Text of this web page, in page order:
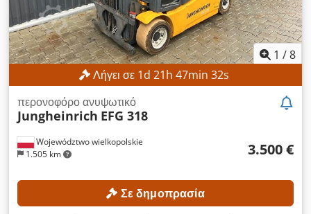
Ahozmwafj Ioa ΕΞΟΠΛΙΣΜΌΣ Βραχίονας ρομπότ Yaskawa
Motoman GP8 Σύστημα ελέγχου ρομπότ Yaskawa YRC1000
1 /8
Λήγει σε 1d 21h 47min 30s
Województwo wielkopolskie
1.505 km
περονοφόρο ανυψωτικό
Jungheinrich EFG 318
3.500 €
Σε δημοπρασία